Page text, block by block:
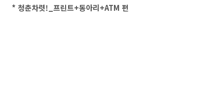
* 청춘차렷!_프린트+동아리+ATM 편